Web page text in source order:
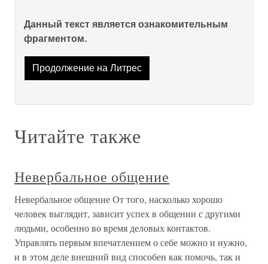
Данный текст является ознакомительным
фрагментом.
Продолжение на Литрес
Читайте также
Невербальное общение
Невербальное общение От того, насколько хорошо
человек выглядит, зависит успех в общении с другими
людьми, особенно во время деловых контактов.
Управлять первым впечатлением о себе можно и нужно,
и в этом деле внешний вид способен как помочь, так и